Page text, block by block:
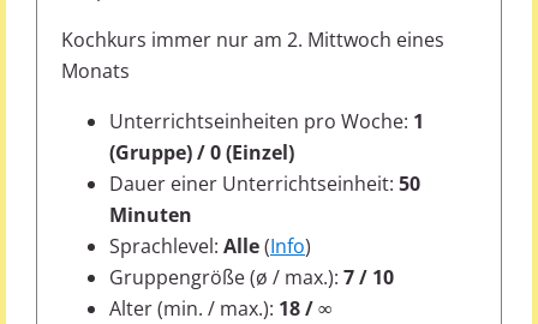
Kochkurs immer nur am 2. Mittwoch eines
Monats
Unterrichtseinheiten pro Woche: 1
(Gruppe) / 0 (Einzel)
Dauer einer Unterrichtseinheit: 50
Minuten
Sprachlevel: Alle(Info)
Gruppengröße (ø / max.): 7 / 10
Alter (min. / max.): 18 / ∞